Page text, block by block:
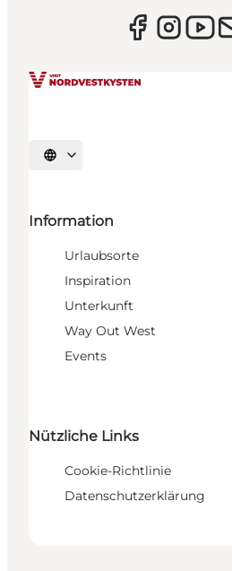
Sprache auswählen
Information
Urlaubsorte
Inspiration
Unterkunft
Way Out West
Events
Nützliche Links
Cookie-Richtlinie
Datenschutzerklärung